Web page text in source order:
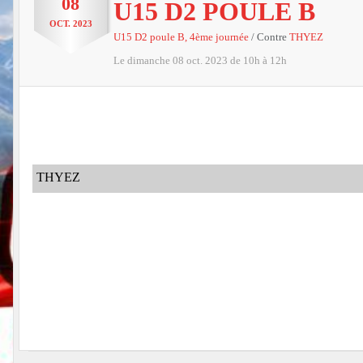
OCT. 2023 U15 D2 POULE B
U15 D2 poule B, 4ème journée / Contre THYEZ
Le dimanche 08 oct. 2023 de 10h à 12h
THYEZ